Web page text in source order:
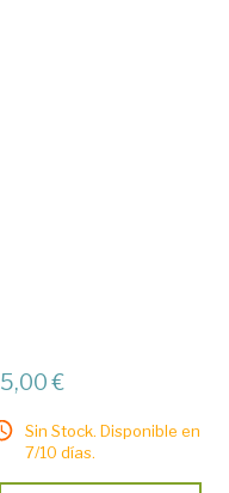
€
Sin Stock. Disponible en
7/10 días.